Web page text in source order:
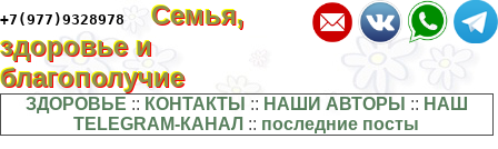
+7(977)9328978
Семья,
здоровье и
благополучие
ЗДОРОВЬЕ :: КОНТАКТЫ :: НАШИ АВТОРЫ :: НАШ
TELEGRAM-КАНАЛ :: последние посты